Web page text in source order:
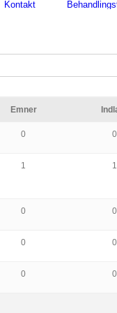
Kontakt
Emner
0 0
1 1
0 0
0 0
0 0